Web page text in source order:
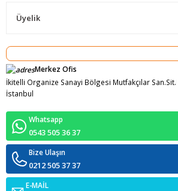
Üyelik
Merkez Ofis
İkitelli Organize Sanayi Bölgesi Mutfakçılar
İstanbul
Whatsapp
0543 505 36 37
Bize Ulaşın
0212 505 37 37
E-MAİL